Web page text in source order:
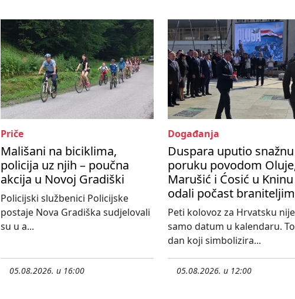
Priče
Mališani na biciklima,
policija uz njih – poučna
akcija u Novoj Gradiški
Policijski službenici Policijske
postaje Nova Gradiška sudjelovali
su u a...
05.08.2026. u 16:00
Događanja
Duspara uputio snažnu
poruku povodom
Marušić i Ćosić u Kninu
odali počast
Peti kolovoz za Hrvatsku nije
samo datum u kalendaru.
dan koji simbolizira...
05.08.2026. u 12:00